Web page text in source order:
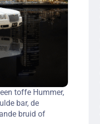
toffe Hummer,
bar, de
bruid of